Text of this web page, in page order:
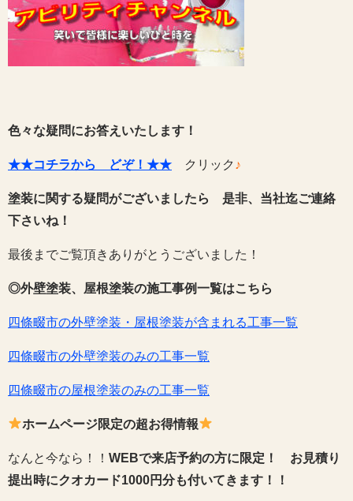
色々な疑問にお答えいたします！
★★コチラから どぞ！★★ クリック ♪
塗装に関する疑問がございましたら 是非、当社迄ご連絡
下さいね！
最後までご覧頂きありがとうございました！
◎外壁塗装、屋根塗装の施工事例一覧はこちら
四條畷市の外壁塗装・屋根塗装が含まれる工事一覧
四條畷市の外壁塗装のみの工事一覧
四條畷市の屋根塗装のみの工事一覧
ホームページ限定の超お得情報
なんと今なら！！ WEBで来店予約の方に限定！
お見積り
提出時にクオカード1000円分も付いてきます！！